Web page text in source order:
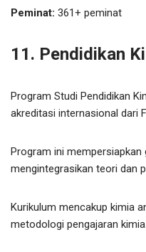
Peminat: 361+ peminat
11. Pendidikan
Program Studi Pendidikan
akreditasi internasional dari
Program ini mempersiapkan
mengintegrasikan teori dan
Kurikulum mencakup kimia
metodologi pengajaran kimia.